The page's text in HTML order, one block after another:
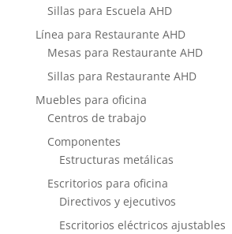
Sillas para Escuela AHD
Línea para Restaurante AHD
Mesas para Restaurante AHD
Sillas para Restaurante AHD
Muebles para oficina
Centros de trabajo
Componentes
Estructuras metálicas
Escritorios para oficina
Directivos y ejecutivos
Escritorios eléctricos ajustables